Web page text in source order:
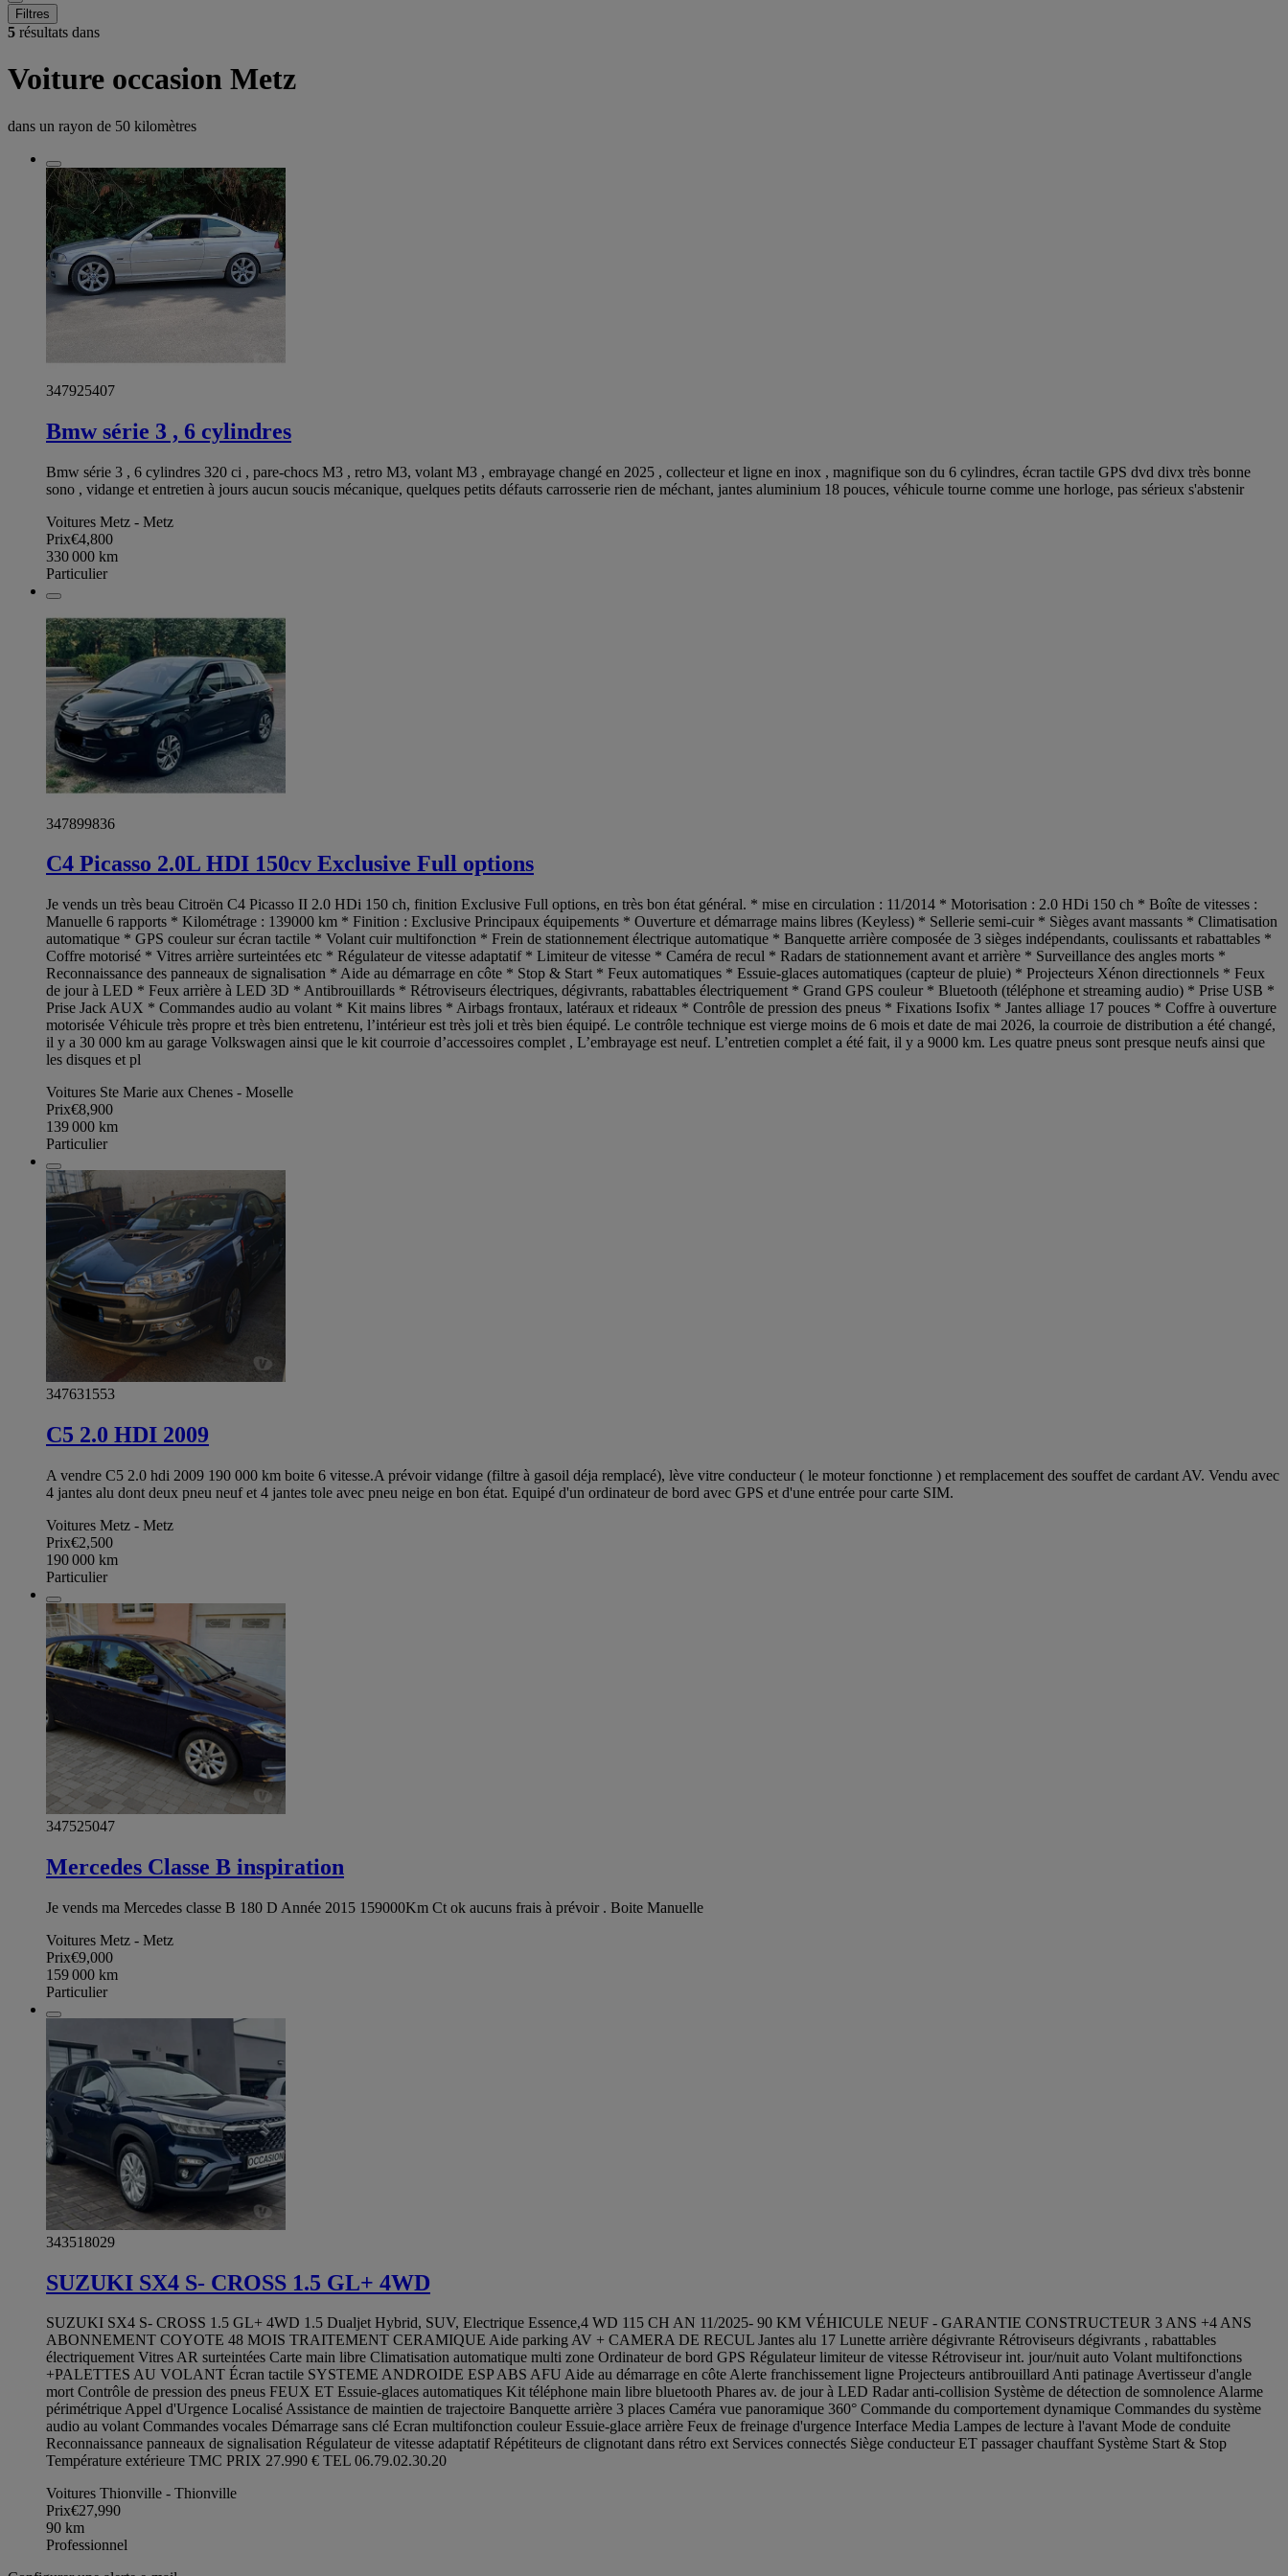
Filtres
5 résultats dans
Voiture occasion Metz
dans un rayon de 50 kilomètres
347925407
Bmw série 3 , 6 cylindres
Bmw série 3 , 6 cylindres 320 ci , pare-chocs M3 , retro M3, volant M3 , embrayage changé en 2025 , collecteur et ligne en inox , magnifique son du 6 cylindres, écran tactile GPS dvd divx très bonne
sono , vidange et entretien à jours aucun soucis mécanique, quelques petits défauts carrosserie rien de méchant, jantes aluminium 18 pouces, véhicule tourne comme une horloge, pas sérieux s'abstenir
Voitures Metz - Metz
Prix€4,800
330 000 km
Particulier
347899836
C4 Picasso 2.0L HDI 150cv Exclusive Full options
Je vends un très beau Citroën C4 Picasso II 2.0 HDi 150 ch, finition Exclusive Full options, en très bon état général. * mise en circulation : 11/2014 * Motorisation : 2.0 HDi 150 ch * Boîte de vitesses :
Manuelle 6 rapports * Kilométrage : 139000 km * Finition : Exclusive Principaux équipements * Ouverture et démarrage mains libres (Keyless) * Sellerie semi-cuir * Sièges avant massants * Climatisation
automatique * GPS couleur sur écran tactile * Volant cuir multifonction * Frein de stationnement électrique automatique * Banquette arrière composée de 3 sièges indépendants, coulissants et rabattables *
Coffre motorisé * Vitres arrière surteintées etc * Régulateur de vitesse adaptatif * Limiteur de vitesse * Caméra de recul * Radars de stationnement avant et arrière * Surveillance des angles morts *
Reconnaissance des panneaux de signalisation * Aide au démarrage en côte * Stop & Start * Feux automatiques * Essuie-glaces automatiques (capteur de pluie) * Projecteurs Xénon directionnels * Feux
de jour à LED * Feux arrière à LED 3D * Antibrouillards * Rétroviseurs électriques, dégivrants, rabattables électriquement * Grand GPS couleur * Bluetooth (téléphone et streaming audio) * Prise USB *
Prise Jack AUX * Commandes audio au volant * Kit mains libres * Airbags frontaux, latéraux et rideaux * Contrôle de pression des pneus * Fixations Isofix * Jantes alliage 17 pouces * Coffre à ouverture
motorisée Véhicule très propre et très bien entretenu, l’intérieur est très joli et très bien équipé. Le contrôle technique est vierge moins de 6 mois et date de mai 2026, la courroie de distribution a été changé,
il y a 30 000 km au garage Volkswagen ainsi que le kit courroie d’accessoires complet , L’embrayage est neuf. L’entretien complet a été fait, il y a 9000 km. Les quatre pneus sont presque neufs ainsi que
les disques et pl
Voitures Ste Marie aux Chenes - Moselle
Prix€8,900
139 000 km
Particulier
347631553
C5 2.0 HDI 2009
A vendre C5 2.0 hdi 2009 190 000 km boite 6 vitesse.A prévoir vidange (filtre à gasoil déja remplacé), lève vitre conducteur ( le moteur fonctionne ) et remplacement des souffet de cardant AV. Vendu avec
4 jantes alu dont deux pneu neuf et 4 jantes tole avec pneu neige en bon état. Equipé d'un ordinateur de bord avec GPS et d'une entrée pour carte SIM.
Voitures Metz - Metz
Prix€2,500
190 000 km
Particulier
347525047
Mercedes Classe B inspiration
Je vends ma Mercedes classe B 180 D Année 2015 159000Km Ct ok aucuns frais à prévoir . Boite Manuelle
Voitures Metz - Metz
Prix€9,000
159 000 km
Particulier
343518029
SUZUKI SX4 S- CROSS 1.5 GL+ 4WD
SUZUKI SX4 S- CROSS 1.5 GL+ 4WD 1.5 Dualjet Hybrid, SUV, Electrique Essence,4 WD 115 CH AN 11/2025- 90 KM VÉHICULE NEUF - GARANTIE CONSTRUCTEUR 3 ANS +4 ANS
ABONNEMENT COYOTE 48 MOIS TRAITEMENT CERAMIQUE Aide parking AV + CAMERA DE RECUL Jantes alu 17 Lunette arrière dégivrante Rétroviseurs dégivrants , rabattables
électriquement Vitres AR surteintées Carte main libre Climatisation automatique multi zone Ordinateur de bord GPS Régulateur limiteur de vitesse Rétroviseur int. jour/nuit auto Volant multifonctions
+PALETTES AU VOLANT Écran tactile SYSTEME ANDROIDE ESP ABS AFU Aide au démarrage en côte Alerte franchissement ligne Projecteurs antibrouillard Anti patinage Avertisseur d'angle
mort Contrôle de pression des pneus FEUX ET Essuie-glaces automatiques Kit téléphone main libre bluetooth Phares av. de jour à LED Radar anti-collision Système de détection de somnolence Alarme
périmétrique Appel d'Urgence Localisé Assistance de maintien de trajectoire Banquette arrière 3 places Caméra vue panoramique 360° Commande du comportement dynamique Commandes du système
audio au volant Commandes vocales Démarrage sans clé Ecran multifonction couleur Essuie-glace arrière Feux de freinage d'urgence Interface Media Lampes de lecture à l'avant Mode de conduite
Reconnaissance panneaux de signalisation Régulateur de vitesse adaptatif Répétiteurs de clignotant dans rétro ext Services connectés Siège conducteur ET passager chauffant Système Start & Stop
Température extérieure TMC PRIX 27.990 € TEL 06.79.02.30.20
Voitures Thionville - Thionville
Prix€27,990
90 km
Professionnel